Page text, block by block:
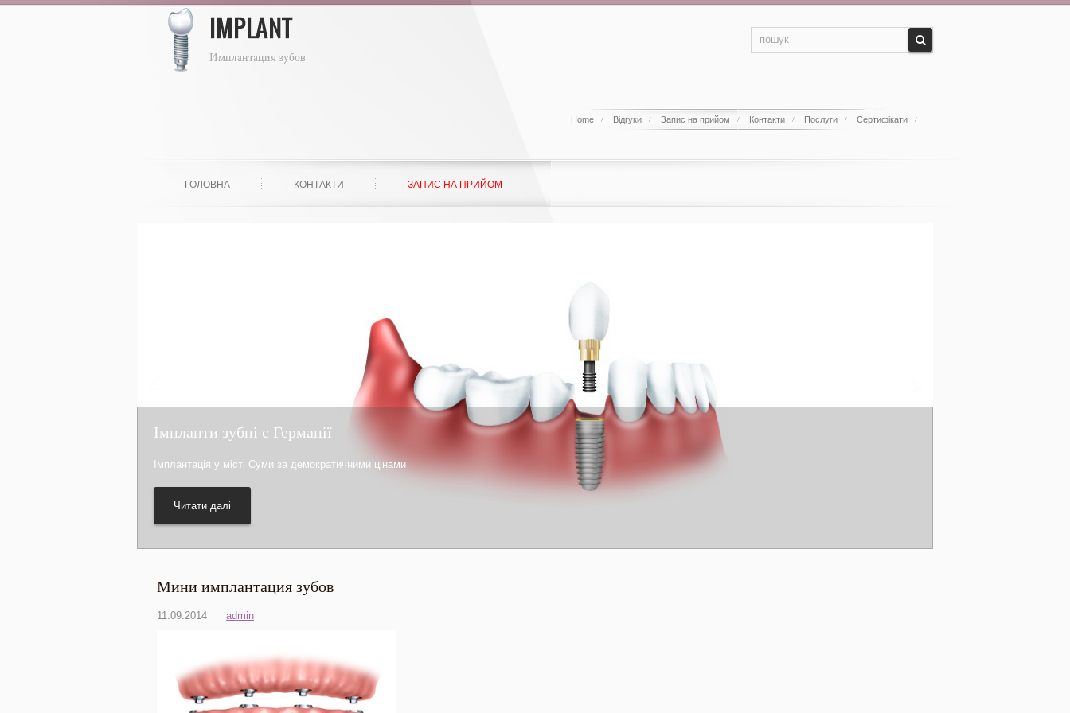
Home Відгуки Запис на прийом Контакти Послуги Сертифікати
ГОЛОВНА КОНТАКТИ ЗАПИС НА ПРИЙОМ
Імпланти зубні с Германії
Імплантація у місті Суми за демократичними цінами
Читати далі
Мини имплантация зубов
11.09.2014 admin